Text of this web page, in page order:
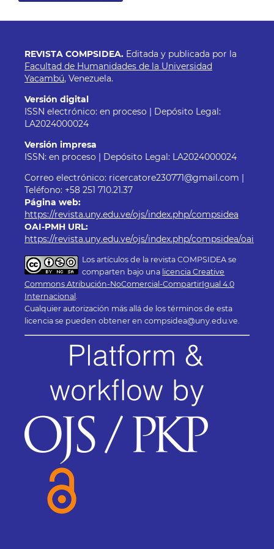
REVISTA COMPSIDEA. Editada y publicada por la
Facultad de Humanidades de la Universidad
Yacambú, Venezuela.
Versión digital
ISSN electrónico: en proceso | Depósito Legal:
LA2024000024
Versión impresa
ISSN: en proceso | Depósito Legal: LA2024000024
Correo electrónico: ricercatore230771@gmail.com |
Teléfono: +58 251 710.21.37
Página web:
https://revista.uny.edu.ve/ojs/index.php/compsidea
OAI-PMH URL:
https://revista.uny.edu.ve/ojs/index.php/compsidea/oai
Los artículos de la revista COMPSIDEA se
comparten bajo una licencia Creative
Commons Atribución-NoComercial-CompartirIgual 4.0
Internacional.
Cualquier autorización más allá de los términos de esta
licencia se pueden obtener en compsidea@uny.edu.ve.